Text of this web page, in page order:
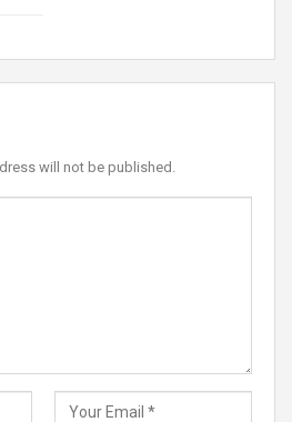
will not be published.